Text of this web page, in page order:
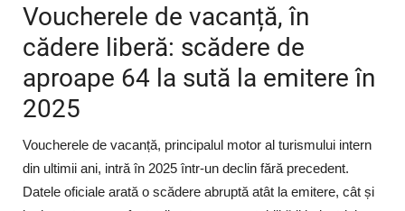
Acasă
Intern
Extern
Politică
Voucherele de vacanță, în
cădere liberă: scădere de
aproape 64 la sută la emitere în
2025
Voucherele de vacanță, principalul motor al turismului intern
din ultimii ani, intră în 2025 într-un declin fără precedent.
Datele oficiale arată o scădere abruptă atât la emitere, cât și